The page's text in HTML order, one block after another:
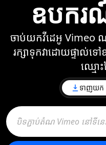
ឧបក
ចាប់យកវីដេអូ
រក្សាទុកវាដោយផ្ទាល់ទ
ឈ្មោះ
ទាញយក